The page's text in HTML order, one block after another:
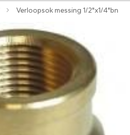
Verloopsok messing 1/2"x1/4"bn